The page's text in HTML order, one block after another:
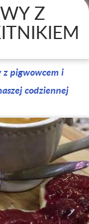
Z
pigwowcem i
codziennej